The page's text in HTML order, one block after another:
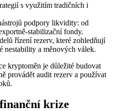
s využitím tradičních i
podpory likvidity: od
stabilizační fondy.
řízení rezerv, které zohledňují
nestability a měnových válek.
kryptoměn je důležité budovat
provádět audit rezerv a používat
krize